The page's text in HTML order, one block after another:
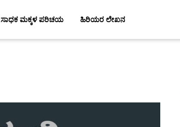
ಸಾಧಕ ಮಕ್ಕಳ ಪರಿಚಯ ಹಿರಿಯರ ಲೇಖನ